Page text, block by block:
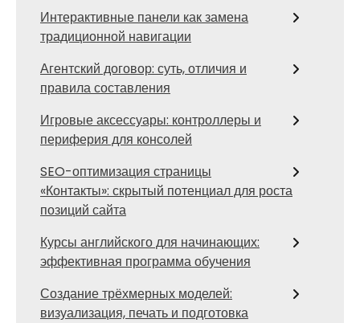
Интерактивные панели как замена
традиционной навигации
Агентский договор: суть, отличия и
правила составления
Игровые аксессуары: контроллеры и
периферия для консолей
SEO-оптимизация страницы
«Контакты»: скрытый потенциал для роста
позиций сайта
Курсы английского для начинающих:
эффективная программа обучения
Создание трёхмерных моделей:
визуализация, печать и подготовка